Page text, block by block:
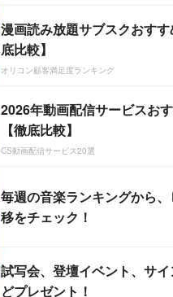
漫画読み放題サブスクおす
底比較】
オリコン顧客満足度ランキング
2026年動画配信サービスお
【徹底比較】
CS動画配信サービス20選
毎週の音楽ランキングから
移をチェック！
試写会、登壇イベント、サ
どプレゼント！